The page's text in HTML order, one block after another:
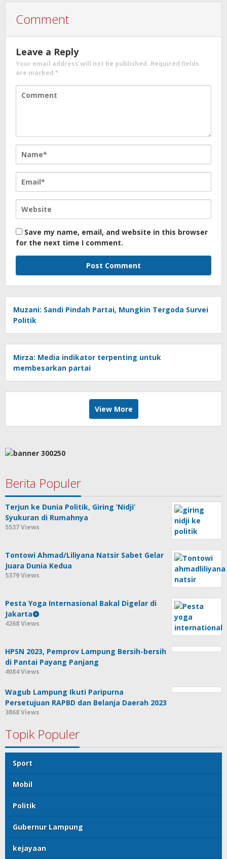
Comment
Leave a Reply
Your email address will not be published. Required fields
are marked *
Save my name, email, and website in this browser
for the next time I comment.
Muzani: Sandi Pindah Partai, Mungkin Tergoda Survei
Politik
Mirza: Media indikator terpenting untuk
membesarkan partai
View More
Berita Populer
Terjun ke Dunia Politik, Giring ‘Nidji’
Syukuran di Rumahnya
5537 Views
Tontowi Ahmad/Liliyana Natsir Sabet Gelar
Juara Dunia Kedua
5379 Views
Pesta Yoga Internasional Bakal Digelar di
Jakarta
4268 Views
HPSN 2023, Pemprov Lampung Bersih-bersih
di Pantai Payang Panjang
4084 Views
Wagub Lampung Ikuti Paripurna
Persetujuan RAPBD dan Belanja Daerah 2023
3868 Views
Topik Populer
Sport
Mobil
Politik
Gubernur Lampung
kejayaan